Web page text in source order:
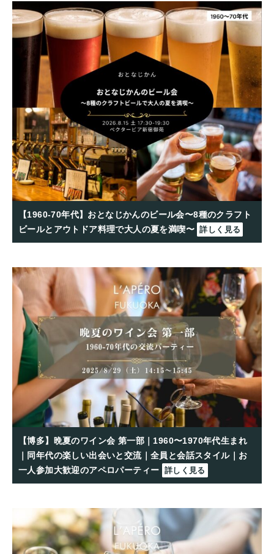
【1960-70年代】おとなじかんのビール会〜8種のクラフト
ビールとアウトドア料理で大人の夏を満喫〜 詳しく見る
【博多】晩夏のワイン会 第一部｜1960〜1970年代生まれ
｜同年代の楽しい出会いと交流｜全員と会話スタイル｜お
一人参加大歓迎のアペロパーティー 詳しく見る